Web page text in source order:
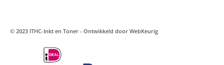
© 2023 ITHC-Inkt en Toner - Ontwikkeld door WebKeurig